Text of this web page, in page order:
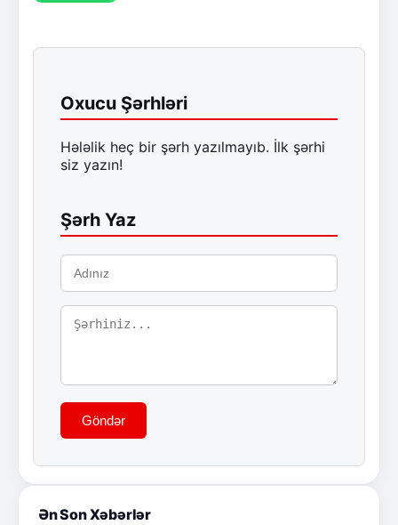
Oxucu Şərhləri
Hələlik heç bir şərh yazılmayıb. İlk şərhi
siz yazın!
Şərh Yaz
Göndər
Ən Son Xəbərlər